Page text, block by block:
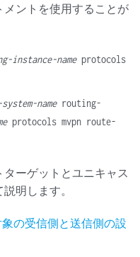
ントを使用することが
instance-nameprotocols
namerouting-
protocols mvpn route-
ーゲットとユニキャス
明します。
の受信側と送信側の設